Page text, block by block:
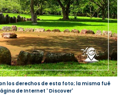
los derechos de esta foto; la misma fué
de Internet ' Discover'